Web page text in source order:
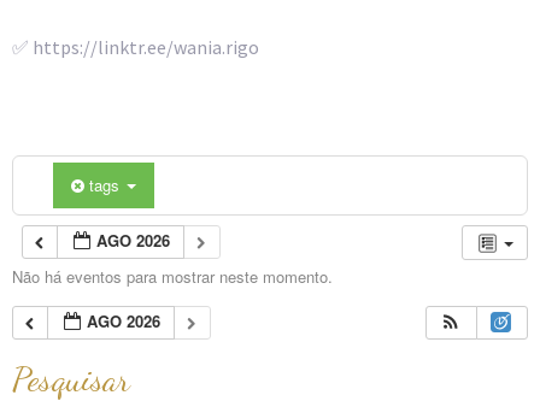
✅ https://linktr.ee/wania.rigo
tags
AGO 2026
Não há eventos para mostrar neste momento.
AGO 2026
Pesquisar